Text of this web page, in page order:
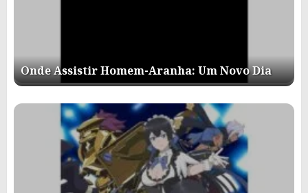
Onde Assistir Homem-Aranha: Um Novo Dia